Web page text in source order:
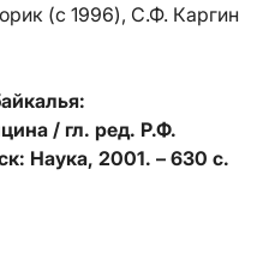
(с 1996), С.Ф. Каргин
/ гл. ред. Р.Ф.
Наука, 2001. – 630 с.